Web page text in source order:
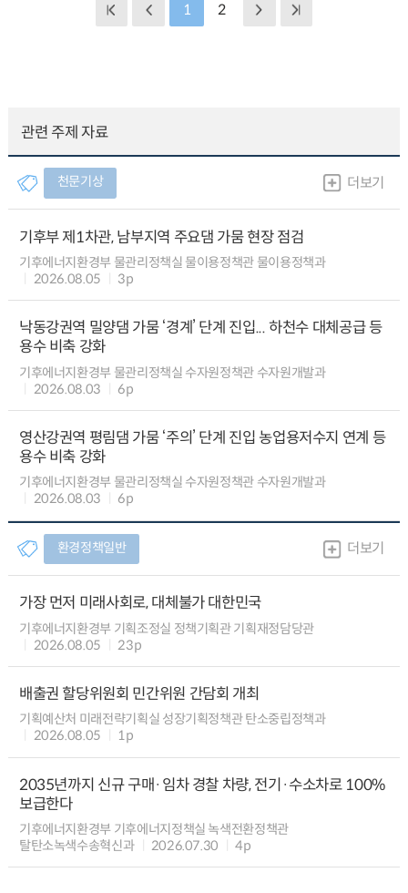
1 2
관련 주제 자료
천문기상 더보기
기후부 제1차관, 남부지역 주요댐 가뭄 현장 점검
기후에너지환경부 물관리정책실 물이용정책관 물이용정책과
2026.08.05
3p
낙동강권역 밀양댐 가뭄 ‘경계’ 단계 진입... 하천수 대체공급 등
용수 비축 강화
기후에너지환경부 물관리정책실 수자원정책관 수자원개발과
2026.08.03
6p
영산강권역 평림댐 가뭄 ‘주의’ 단계 진입 농업용저수지 연계 등
용수 비축 강화
기후에너지환경부 물관리정책실 수자원정책관 수자원개발과
2026.08.03
6p
환경정책일반 더보기
가장 먼저 미래사회로, 대체불가 대한민국
기후에너지환경부 기획조정실 정책기획관 기획재정담당관
2026.08.05
23p
배출권 할당위원회 민간위원 간담회 개최
기획예산처 미래전략기획실 성장기획정책관 탄소중립정책과
2026.08.05
1p
2035년까지 신규 구매·임차 경찰 차량, 전기·수소차로 100%
보급한다
기후에너지환경부 기후에너지정책실 녹색전환정책관
탈탄소녹색수송혁신과
2026.07.30 4p